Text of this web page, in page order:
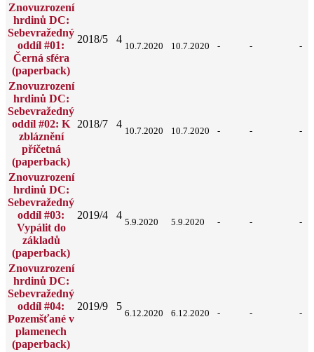
Znovuzrození
hrdinů DC:
Sebevražedný
oddíl #01:
Černá sféra
(paperback)
2018/5 4
10.7.2020 10.7.2020 - - -
Znovuzrození
hrdinů DC:
Sebevražedný
oddíl #02: K
zbláznění
příčetná
(paperback)
2018/7 4
10.7.2020 10.7.2020 - - -
Znovuzrození
hrdinů DC:
Sebevražedný
oddíl #03:
Vypálit do
základů
(paperback)
2019/4 4
5.9.2020 5.9.2020 - - -
Znovuzrození
hrdinů DC:
Sebevražedný
oddíl #04:
Pozemšťané v
plamenech
(paperback)
2019/9 5
6.12.2020 6.12.2020 - - -